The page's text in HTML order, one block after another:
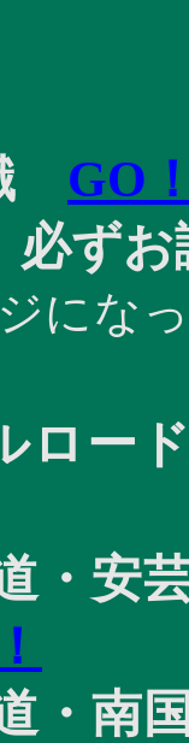
GO
必ず
にな
ロ
・安
！
・南